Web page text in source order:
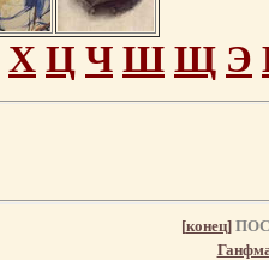
Х Ц Ч Ш Щ Э
[конец]